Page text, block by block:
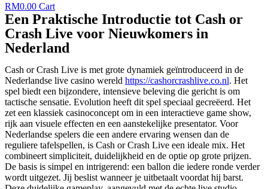
RM0.00 Cart
Een Praktische Introductie tot Cash or
Crash Live voor Nieuwkomers in
Nederland
Cash or Crash Live is met grote dynamiek geïntroduceerd in de
Nederlandse live casino wereld https://cashorcrashlive.co.nl. Het
spel biedt een bijzondere, intensieve beleving die gericht is om
tactische sensatie. Evolution heeft dit spel speciaal gecreëerd. Het
zet een klassiek casinoconcept om in een interactieve game show,
rijk aan visuele effecten en een aanstekelijke presentator. Voor
Nederlandse spelers die een andere ervaring wensen dan de
reguliere tafelspellen, is Cash or Crash Live een ideale mix. Het
combineert simpliciteit, duidelijkheid en de optie op grote prijzen.
De basis is simpel en intrigerend: een ballon die iedere ronde verder
wordt uitgezet. Jij beslist wanneer je uitbetaalt voordat hij barst.